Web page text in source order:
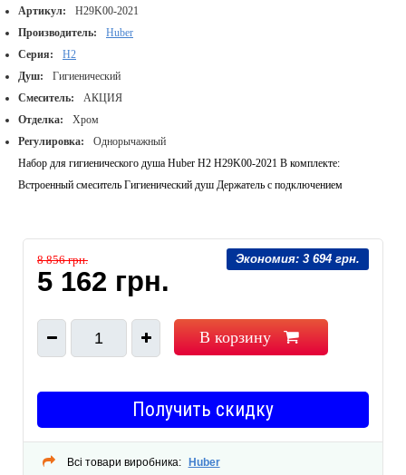
Артикул:
H29K00-2021
Производитель:
Huber
Серия:
H2
Душ:
Гигиенический
Смеситель:
АКЦИЯ
Отделка:
Хром
Регулировка:
Однорычажный
Набор для гигиенического душа Huber H2 H29K00-2021 В комплекте:
Встроенный смеситель Гигиенический душ Держатель с подключением
Экономия: 3 694 грн.
8 856 грн.
5 162 грн.
1 В корзину
Получить скидку
Всі товари виробника: Huber